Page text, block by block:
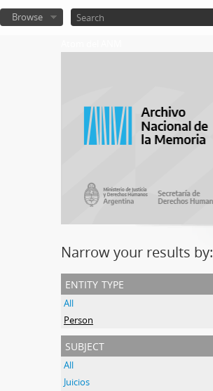
Browse
Narrow your results by:
entity type
All
Person
subject
All
Juicios